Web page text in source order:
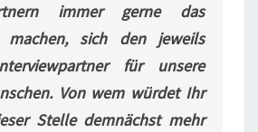
immer gerne das
machen, sich den jeweils
für unsere
Von wem würdet Ihr
Stelle demnächst mehr